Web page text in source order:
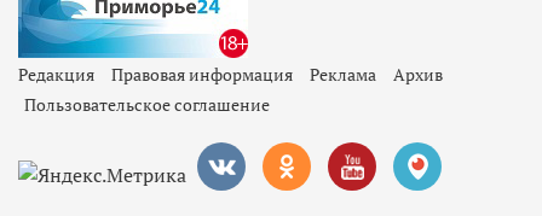
Редакция Правовая информация Реклама
Архив
Пользовательское соглашение